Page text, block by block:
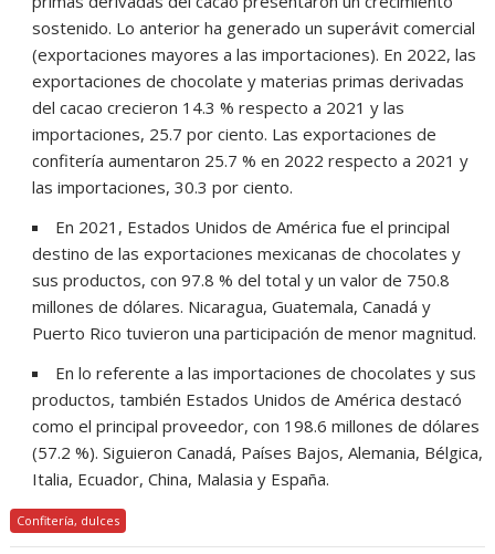
sostenido. Lo anterior ha generado un superávit comercial
(exportaciones mayores a las importaciones). En 2022, las
exportaciones de chocolate y materias primas derivadas
del cacao crecieron 14.3 % respecto a 2021 y las
importaciones, 25.7 por ciento. Las exportaciones de
confitería aumentaron 25.7 % en 2022 respecto a 2021 y
las importaciones, 30.3 por ciento.
En 2021, Estados Unidos de América fue el principal
destino de las exportaciones mexicanas de chocolates y
sus productos, con 97.8 % del total y un valor de 750.8
millones de dólares. Nicaragua, Guatemala, Canadá y
Puerto Rico tuvieron una participación de menor magnitud.
En lo referente a las importaciones de chocolates y sus
productos, también Estados Unidos de América destacó
como el principal proveedor, con 198.6 millones de dólares
(57.2 %). Siguieron Canadá, Países Bajos, Alemania, Bélgica,
Italia, Ecuador, China, Malasia y España.
Confitería, dulces